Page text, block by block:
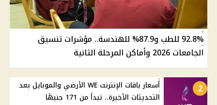
92.8% للطب و87.9% للهندسة.. مؤشرات تنسيق
الجامعات 2026 وأماكن المرحلة الثانية
2
أسعار باقات الإنترنت WE الأرضي والموبايل بعد
التحديثات الأخيرة.. تبدأ من 171 جنيهًا